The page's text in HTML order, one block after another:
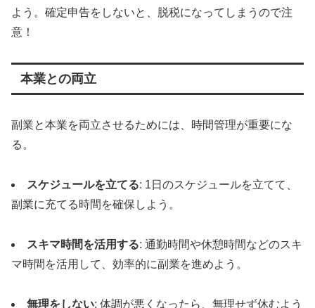
よう。確定申告をしないと、脱税になってしまうので注
意！
本業との両立
副業と本業を両立させるためには、時間管理が重要にな
る。
スケジュールを立てる: 1日のスケジュールを立てて、
副業に充てる時間を確保しよう。
スキマ時間を活用する: 通勤時間や休憩時間などのスキ
マ時間を活用して、効率的に副業を進めよう。
無理をしない: 体調が悪くなったら、無理せず休むよう